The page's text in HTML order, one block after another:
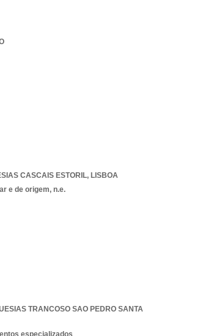
CASCAIS ESTORIL, LISBOA
e de origem, n.e.
TRANCOSO SAO PEDRO SANTA
especializados